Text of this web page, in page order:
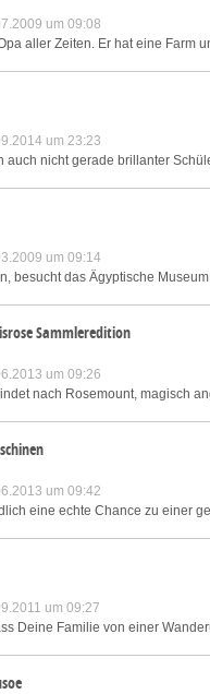
um 09:08
aller Zeiten. Er hat eine Farm
um 23:23
auch nicht gerade brillanter
um 09:14
besucht das Ägyptische
Sammleredition
um 09:26
nach Rosemount, magisch
um 09:42
eine echte Chance zu einer
um 09:27
Deine Familie von einer